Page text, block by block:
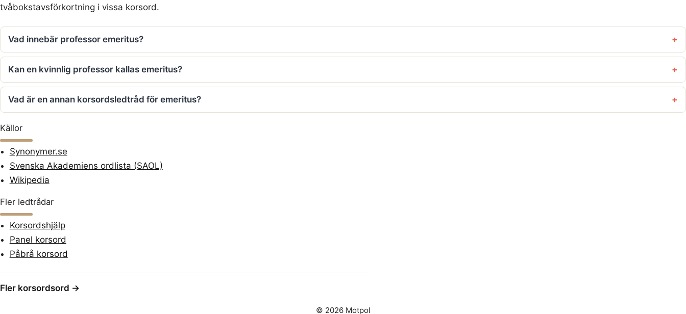
tvåbokstavsförkortning i vissa korsord.
Vad innebär professor emeritus?
Kan en kvinnlig professor kallas emeritus?
Vad är en annan korsordsledtråd för emeritus?
Källor
Synonymer.se
Svenska Akademiens ordlista (SAOL)
Wikipedia
Fler ledtrådar
Korsordshjälp
Panel korsord
Påbrå korsord
Fler korsordsord →
© 2026 Motpol